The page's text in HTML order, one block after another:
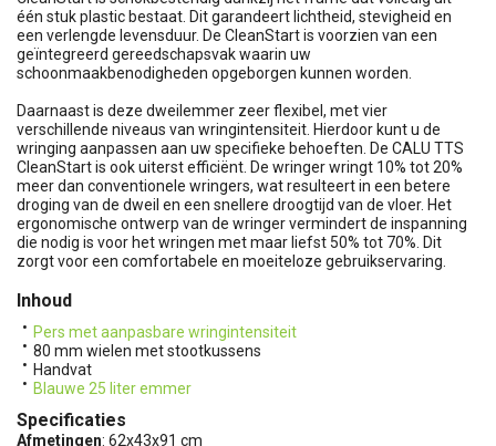
één stuk plastic bestaat. Dit garandeert lichtheid, stevigheid en
een verlengde levensduur. De CleanStart is voorzien van een
geïntegreerd gereedschapsvak waarin uw
schoonmaakbenodigheden opgeborgen kunnen worden.
Daarnaast is deze dweilemmer zeer flexibel, met vier
verschillende niveaus van wringintensiteit. Hierdoor kunt u de
wringing aanpassen aan uw specifieke behoeften. De CALU TTS
CleanStart is ook uiterst efficiënt. De wringer wringt 10% tot 20%
meer dan conventionele wringers, wat resulteert in een betere
droging van de dweil en een snellere droogtijd van de vloer. Het
ergonomische ontwerp van de wringer vermindert de inspanning
die nodig is voor het wringen met maar liefst 50% tot 70%. Dit
zorgt voor een comfortabele en moeiteloze gebruikservaring.
Inhoud
Pers met aanpasbare wringintensiteit
80 mm wielen met stootkussens
Handvat
Blauwe 25 liter emmer
Specificaties
Afmetingen: 62x43x91 cm